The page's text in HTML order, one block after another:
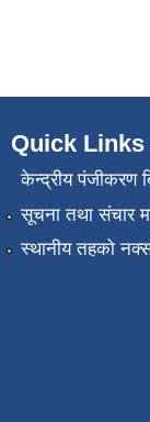
Quick Links
केन्द्रीय पंजीकरण
सूचना तथा संचार
स्थानीय तहको